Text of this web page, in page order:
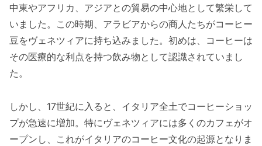
中東やアフリカ、アジアとの貿易の中心地として繁栄して
いました。この時期、アラビアからの商人たちがコーヒー
豆をヴェネツィアに持ち込みました。初めは、コーヒーは
その医療的な利点を持つ飲み物として認識されていまし
た。
しかし、17世紀に入ると、イタリア全土でコーヒーショッ
プが急速に増加。特にヴェネツィアには多くのカフェがオ
ープンし、これがイタリアのコーヒー文化の起源となりま